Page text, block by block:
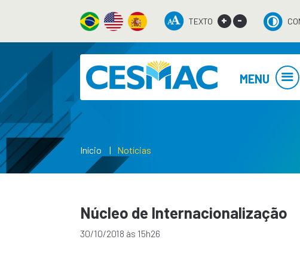
TEXTO + -
MENU
Início Notícias
Núcleo de Internacionalização
30/10/2018 às 15h26